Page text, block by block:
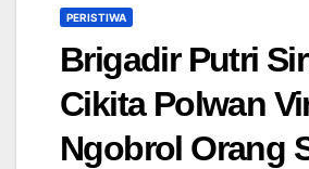
PERISTIWA
Brigadir Putri
Cikita Polwan
Ngobrol Orang